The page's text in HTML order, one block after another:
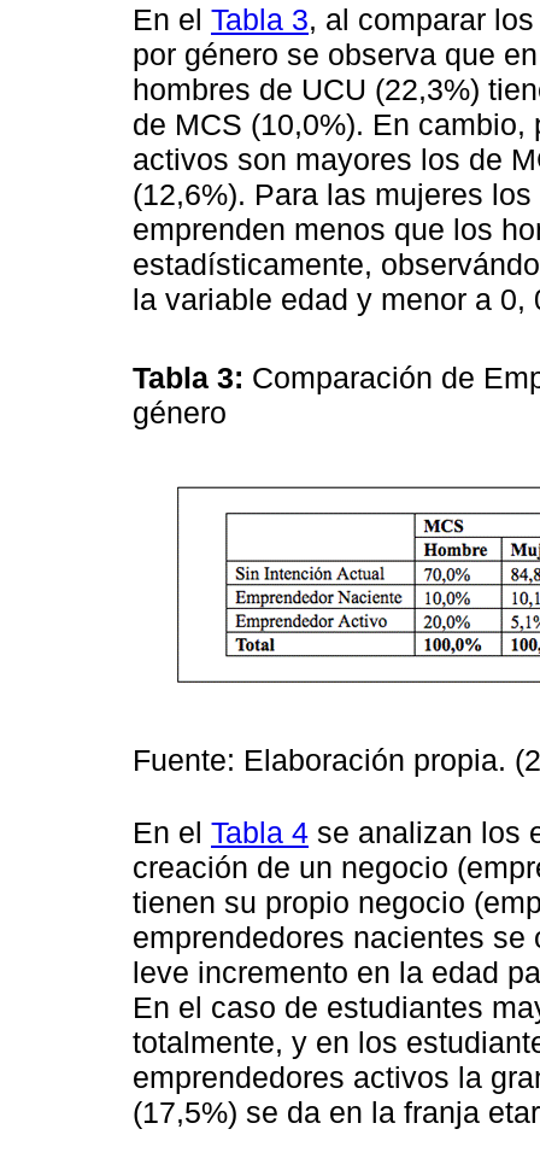
En el Tabla 3, al comparar
por género se observa que
hombres de UCU (22,3%)
de MCS (10,0%). En
activos son mayores los de
(12,6%). Para las mujeres
emprenden menos que los
estadísticamente,
la variable edad y menor a
Tabla 3: Comparación de
género
Fuente: Elaboración propia.
En el Tabla 4 se analizan los
creación de un negocio
tienen su propio negocio
emprendedores nacientes
leve incremento en la edad
En el caso de estudiantes
totalmente, y en los
emprendedores activos la
(17,5%) se da en la franja